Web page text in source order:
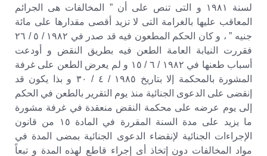
لسنة ١٩٨١ و التى تنص على أن ” المخالفات هى الجرائم
المعاقب عليها بالغرامة التى لا تزيد أقصى مقدارها على مائة
جنيه ” ، و كان الحكم المطعون فيه قد صدر في ١٩٨٢ / ٥ / ٢٦
فقررت النيابة العامة الطعن فيه بطريق النقض و أودعت
أسباب طعنها في ١٩٨٢ / ٦ / ١٥ و لم يعرض الطعن على غرفة
المشورة بالمحكمة إلا بتاريخ ١٩٨٥ / ٤ / ٣٠ و بذا يكون قد
إنقضى على الدعوى الجنائية منذ يوم التقرير بالطعن في الحكم
إلى يوم عرضه على محكمة النقض منعقدة في غرفة مشورة
ما يزيد على مدة السنة المقررة في المادة ١٥ من قانون
الإجراءات الجنائية لإنقضاء الدعوى الجنائية بمضى المدة في
مواد المخالفات دون إتخاذ أى إجراء قاطع لهذه المدة و تبعاً